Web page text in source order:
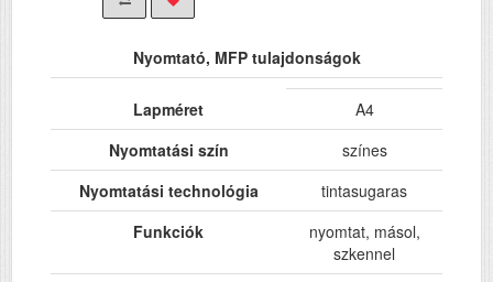
Nyomtató, MFP tulajdonságok
Lapméret
A4
Nyomtatási szín
színes
Nyomtatási technológia
tintasugaras
Funkciók
nyomtat, másol,
szkennel